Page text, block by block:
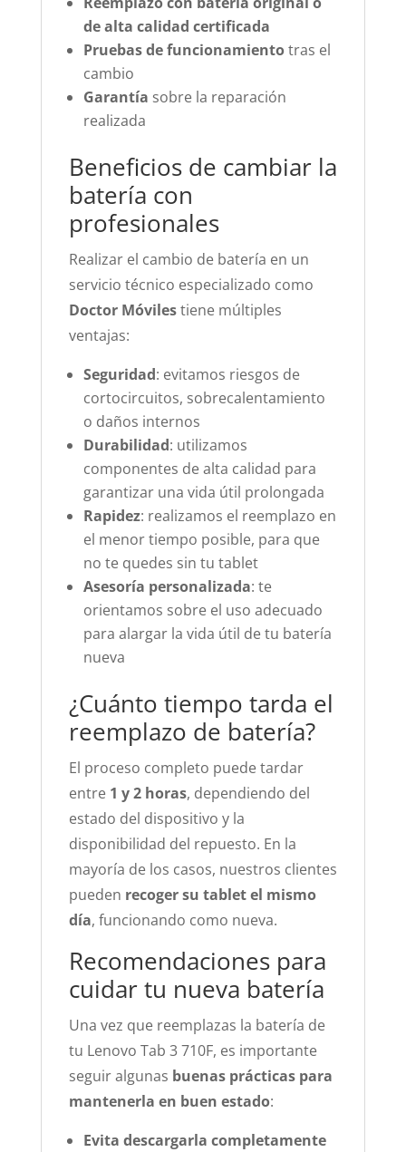
de alta calidad certificada
Pruebas de funcionamientotras el
cambio
Garantía sobre la reparación
realizada
Beneficios de cambiar la
batería con
profesionales
Realizar el cambio de batería en un
servicio técnico especializado como
Doctor Móvilestiene múltiples
ventajas:
Seguridad: evitamos riesgos de
cortocircuitos, sobrecalentamiento
o daños internos
Durabilidad: utilizamos
componentes de alta calidad para
garantizar una vida útil prolongada
Rapidez: realizamos el reemplazo en
el menor tiempo posible, para que
no te quedes sin tu tablet
Asesoría personalizada: te
orientamos sobre el uso adecuado
para alargar la vida útil de tu batería
nueva
¿Cuánto tiempo tarda el
reemplazo de batería?
El proceso completo puede tardar
entre 1 y 2 horas, dependiendo del
estado del dispositivo y la
disponibilidad del repuesto. En la
mayoría de los casos, nuestros clientes
pueden recoger su tablet el mismo
día, funcionando como nueva.
Recomendaciones para
cuidar tu nueva batería
Una vez que reemplazas la batería de
tu Lenovo Tab 3 710F, es importante
seguir algunas buenas prácticas para
mantenerla en buen estado:
Evita descargarla completamente